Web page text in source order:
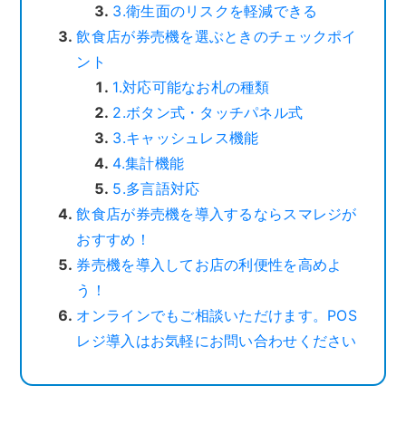
3.衛生面のリスクを軽減できる
飲食店が券売機を選ぶときのチェックポイ
ント
1.対応可能なお札の種類
2.ボタン式・タッチパネル式
3.キャッシュレス機能
4.集計機能
5.多言語対応
飲食店が券売機を導入するならスマレジが
おすすめ！
券売機を導入してお店の利便性を高めよ
う！
オンラインでもご相談いただけます。POS
レジ導入はお気軽にお問い合わせください